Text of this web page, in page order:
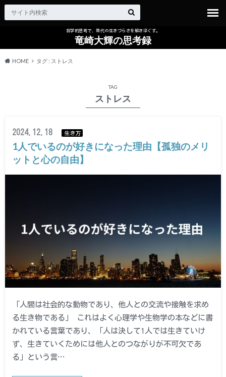
哲学的思考で、現代の生きづらさを解きほぐす。
竜崎大輝の思考録
HOME タグ : ストレス
TAG
ストレス
2024.12.18 生き方
1人でいるのが好きになった理由【孤独のメリ
ットと心の自由】
「人間は社会的な動物であり、他人との交流や接触を求め
る生き物である」 これはよく心理学や生物学の本などに書
かれている言葉であり、「人は決して1人では生きていけ
ず、生きていくためには他人とのつながりが不可欠であ
る」という言…